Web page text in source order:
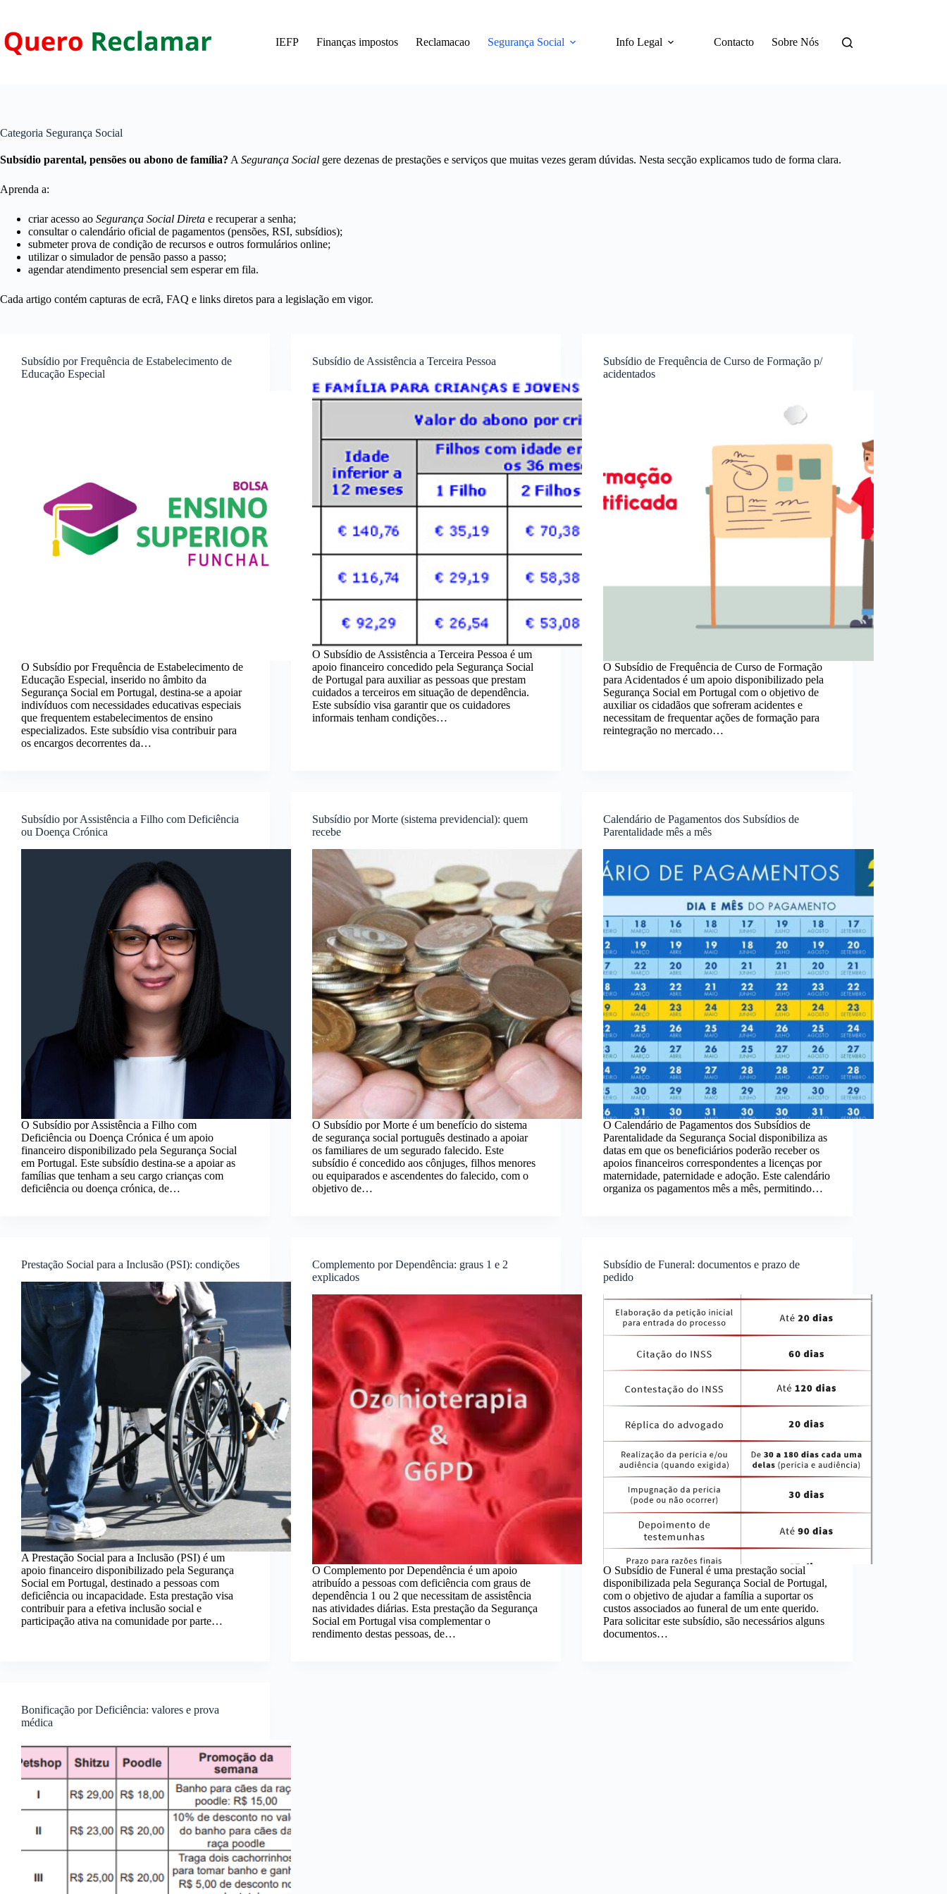
conteúdo
IEFP Finanças impostos Reclamacao Segurança Social Info Legal Contacto Sobre Nós
Categoria Segurança Social
Subsídio parental, pensões ou abono de família? A Segurança Social gere dezenas de prestações e serviços que muitas vezes geram dúvidas. Nesta secção explicamos tudo de forma clara.
Aprenda a:
criar acesso ao Segurança Social Direta e recuperar a senha;
consultar o calendário oficial de pagamentos (pensões, RSI, subsídios);
submeter prova de condição de recursos e outros formulários online;
utilizar o simulador de pensão passo a passo;
agendar atendimento presencial sem esperar em fila.
Cada artigo contém capturas de ecrã, FAQ e links diretos para a legislação em vigor.
Subsídio por Frequência de Estabelecimento de
Educação Especial
O Subsídio por Frequência de Estabelecimento de
Educação Especial, inserido no âmbito da
Segurança Social em Portugal, destina-se a apoiar
indivíduos com necessidades educativas especiais
que frequentem estabelecimentos de ensino
especializados. Este subsídio visa contribuir para
os encargos decorrentes da…
Subsídio de Assistência a Terceira Pessoa
O Subsídio de Assistência a Terceira Pessoa é um
apoio financeiro concedido pela Segurança Social
de Portugal para auxiliar as pessoas que prestam
cuidados a terceiros em situação de dependência.
Este subsídio visa garantir que os cuidadores
informais tenham condições…
Subsídio de Frequência de Curso de Formação p/
acidentados
O Subsídio de Frequência de Curso de Formação
para Acidentados é um apoio disponibilizado pela
Segurança Social em Portugal com o objetivo de
auxiliar os cidadãos que sofreram acidentes e
necessitam de frequentar ações de formação para
reintegração no mercado…
Subsídio por Assistência a Filho com Deficiência
ou Doença Crónica
O Subsídio por Assistência a Filho com
Deficiência ou Doença Crónica é um apoio
financeiro disponibilizado pela Segurança Social
em Portugal. Este subsídio destina-se a apoiar as
famílias que tenham a seu cargo crianças com
deficiência ou doença crónica, de…
Subsídio por Morte (sistema previdencial): quem
recebe
O Subsídio por Morte é um benefício do sistema
de segurança social português destinado a apoiar
os familiares de um segurado falecido. Este
subsídio é concedido aos cônjuges, filhos menores
ou equiparados e ascendentes do falecido, com o
objetivo de…
Calendário de Pagamentos dos Subsídios de
Parentalidade mês a mês
O Calendário de Pagamentos dos Subsídios de
Parentalidade da Segurança Social disponibiliza as
datas em que os beneficiários poderão receber os
apoios financeiros correspondentes a licenças por
maternidade, paternidade e adoção. Este calendário
organiza os pagamentos mês a mês, permitindo…
Prestação Social para a Inclusão (PSI): condições
A Prestação Social para a Inclusão (PSI) é um
apoio financeiro disponibilizado pela Segurança
Social em Portugal, destinado a pessoas com
deficiência ou incapacidade. Esta prestação visa
contribuir para a efetiva inclusão social e
participação ativa na comunidade por parte…
Complemento por Dependência: graus 1 e 2
explicados
O Complemento por Dependência é um apoio
atribuído a pessoas com deficiência com graus de
dependência 1 ou 2 que necessitam de assistência
nas atividades diárias. Esta prestação da Segurança
Social em Portugal visa complementar o
rendimento destas pessoas, de…
Subsídio de Funeral: documentos e prazo de
pedido
O Subsídio de Funeral é uma prestação social
disponibilizada pela Segurança Social de Portugal,
com o objetivo de ajudar a família a suportar os
custos associados ao funeral de um ente querido.
Para solicitar este subsídio, são necessários alguns
documentos…
Bonificação por Deficiência: valores e prova
médica